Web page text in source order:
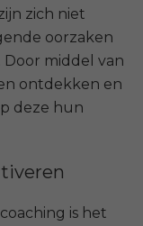
zich niet
oorzaken
middel van
ontdekken en
deze hun
is het